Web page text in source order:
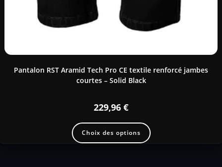
Pantalon RST Aramid Tech Pro CE textile renforcé jambes
courtes – Solid Black
229,96 €
Choix des options